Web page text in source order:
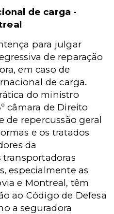
de carga -
para julgar
de reparação
em caso de
de carga.
do ministro
câmara de Direito
de repercussão geral
e os tratados
da
transportadoras
especialmente as
e Montreal, têm
ao Código de Defesa
a seguradora